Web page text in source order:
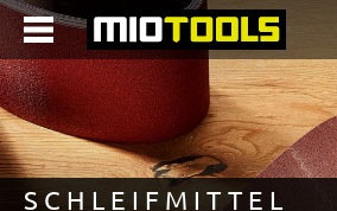
springen
SCHLEIFMITTEL